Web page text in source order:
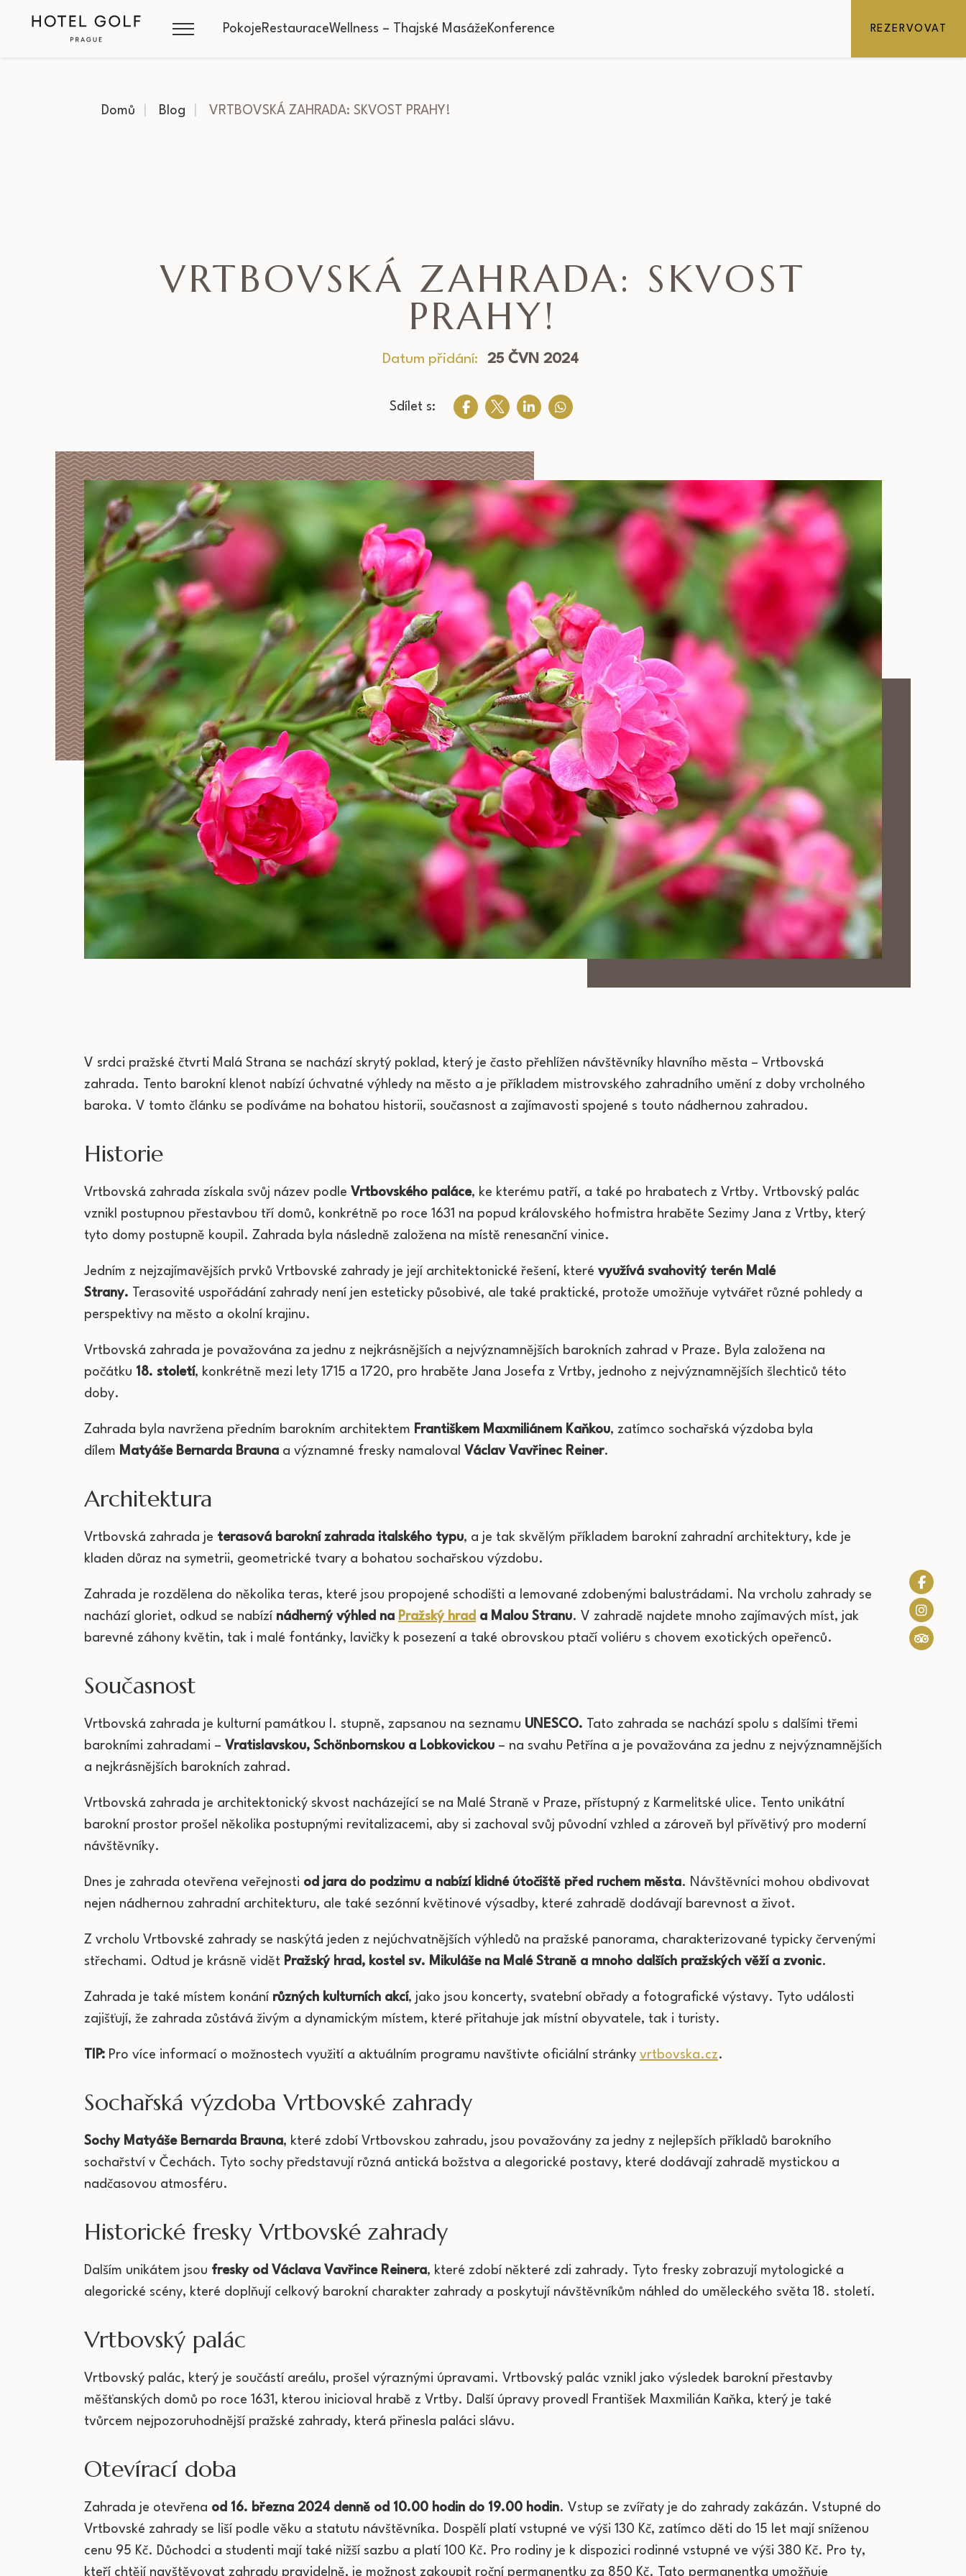
PokojeRestauraceWellness – Thajské MasážeKonference REZERVOVAT
Domů Blog VRTBOVSKÁ ZAHRADA: SKVOST PRAHY!
VRTBOVSKÁ ZAHRADA: SKVOST
PRAHY!
Datum přidání: 25 ČVN 2024
Sdílet s:
V srdci pražské čtvrti Malá Strana se nachází skrytý poklad, který je často přehlížen návštěvníky hlavního města – Vrtbovská
zahrada. Tento barokní klenot nabízí úchvatné výhledy na město a je příkladem mistrovského zahradního umění z doby vrcholného
baroka. V tomto článku se podíváme na bohatou historii, současnost a zajímavosti spojené s touto nádhernou zahradou.
Historie
Vrtbovská zahrada získala svůj název podle Vrtbovského paláce, ke kterému patří, a také po hrabatech z Vrtby. Vrtbovský palác
vznikl postupnou přestavbou tří domů, konkrétně po roce 1631 na popud královského hofmistra hraběte Sezimy Jana z Vrtby, který
tyto domy postupně koupil. Zahrada byla následně založena na místě renesanční vinice.
Jedním z nejzajímavějších prvků Vrtbovské zahrady je její architektonické řešení, které využívá svahovitý terén Malé
Strany. Terasovité uspořádání zahrady není jen esteticky působivé, ale také praktické, protože umožňuje vytvářet různé pohledy a
perspektivy na město a okolní krajinu.
Vrtbovská zahrada je považována za jednu z nejkrásnějších a nejvýznamnějších barokních zahrad v Praze. Byla založena na
počátku 18. století, konkrétně mezi lety 1715 a 1720, pro hraběte Jana Josefa z Vrtby, jednoho z nejvýznamnějších šlechticů této
doby.
Zahrada byla navržena předním barokním architektem Františkem Maxmiliánem Kaňkou, zatímco sochařská výzdoba byla
dílem Matyáše Bernarda Brauna a významné fresky namaloval Václav Vavřinec Reiner.
Architektura
Vrtbovská zahrada je terasová barokní zahrada italského typu, a je tak skvělým příkladem barokní zahradní architektury, kde je
kladen důraz na symetrii, geometrické tvary a bohatou sochařskou výzdobu.
Zahrada je rozdělena do několika teras, které jsou propojené schodišti a lemované zdobenými balustrádami. Na vrcholu zahrady se
nachází gloriet, odkud se nabízí nádherný výhled na Pražský hrad a Malou Stranu. V zahradě najdete mnoho zajímavých míst, jak
barevné záhony květin, tak i malé fontánky, lavičky k posezení a také obrovskou ptačí voliéru s chovem exotických opeřenců.
Současnost
Vrtbovská zahrada je kulturní památkou I. stupně, zapsanou na seznamu UNESCO. Tato zahrada se nachází spolu s dalšími třemi
barokními zahradami – Vratislavskou, Schönbornskou a Lobkovickou – na svahu Petřína a je považována za jednu z nejvýznamnějších
a nejkrásnějších barokních zahrad.
Vrtbovská zahrada je architektonický skvost nacházející se na Malé Straně v Praze, přístupný z Karmelitské ulice. Tento unikátní
barokní prostor prošel několika postupnými revitalizacemi, aby si zachoval svůj původní vzhled a zároveň byl přívětivý pro moderní
návštěvníky.
Dnes je zahrada otevřena veřejnosti od jara do podzimu a nabízí klidné útočiště před ruchem města. Návštěvníci mohou obdivovat
nejen nádhernou zahradní architekturu, ale také sezónní květinové výsadby, které zahradě dodávají barevnost a život.
Z vrcholu Vrtbovské zahrady se naskýtá jeden z nejúchvatnějších výhledů na pražské panorama, charakterizované typicky červenými
střechami. Odtud je krásně vidět Pražský hrad, kostel sv. Mikuláše na Malé Straně a mnoho dalších pražských věží a zvonic.
Zahrada je také místem konání různých kulturních akcí, jako jsou koncerty, svatební obřady a fotografické výstavy. Tyto události
zajišťují, že zahrada zůstává živým a dynamickým místem, které přitahuje jak místní obyvatele, tak i turisty.
TIP: Pro více informací o možnostech využití a aktuálním programu navštivte oficiální stránky vrtbovska.cz.
Sochařská výzdoba Vrtbovské zahrady
Sochy Matyáše Bernarda Brauna, které zdobí Vrtbovskou zahradu, jsou považovány za jedny z nejlepších příkladů barokního
sochařství v Čechách. Tyto sochy představují různá antická božstva a alegorické postavy, které dodávají zahradě mystickou a
nadčasovou atmosféru.
Historické fresky Vrtbovské zahrady
Dalším unikátem jsou fresky od Václava Vavřince Reinera, které zdobí některé zdi zahrady. Tyto fresky zobrazují mytologické a
alegorické scény, které doplňují celkový barokní charakter zahrady a poskytují návštěvníkům náhled do uměleckého světa 18. století.
Vrtbovský palác
Vrtbovský palác, který je součástí areálu, prošel výraznými úpravami. Vrtbovský palác vznikl jako výsledek barokní přestavby
měšťanských domů po roce 1631, kterou inicioval hrabě z Vrtby. Další úpravy provedl František Maxmilián Kaňka, který je také
tvůrcem nejpozoruhodnější pražské zahrady, která přinesla paláci slávu.
Otevírací doba
Zahrada je otevřena od 16. března 2024 denně od 10.00 hodin do 19.00 hodin. Vstup se zvířaty je do zahrady zakázán. Vstupné do
Vrtbovské zahrady se liší podle věku a statutu návštěvníka. Dospělí platí vstupné ve výši 130 Kč, zatímco děti do 15 let mají sníženou
cenu 95 Kč. Důchodci a studenti mají také nižší sazbu a platí 100 Kč. Pro rodiny je k dispozici rodinné vstupné ve výši 380 Kč. Pro ty,
kteří chtějí navštěvovat zahradu pravidelně, je možnost zakoupit roční permanentku za 850 Kč. Tato permanentka umožňuje